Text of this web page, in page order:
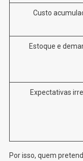
Custo
Estoque e
Expectativas
Por isso, quem